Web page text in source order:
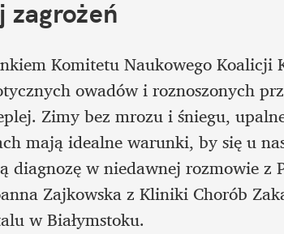
Komitetu Naukowego Koalicji
owadów i roznoszonych
Zimy bez mrozu i śniegu,
mają idealne warunki, by się u
diagnozę w niedawnej rozmowie z
Zajkowska z Kliniki Chorób
w Białymstoku.